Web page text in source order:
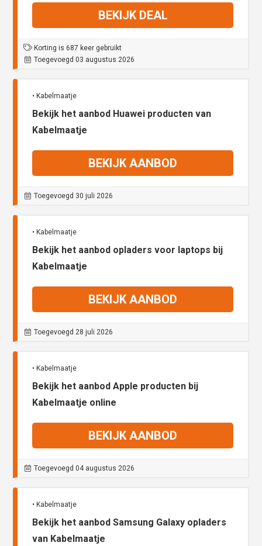
BEKIJK DEAL
Korting is 687 keer gebruikt
Toegevoegd 03 augustus 2026
• Kabelmaatje
Bekijk het aanbod Huawei producten van
Kabelmaatje
BEKIJK AANBOD
Toegevoegd 30 juli 2026
• Kabelmaatje
Bekijk het aanbod opladers voor laptops bij
Kabelmaatje
BEKIJK AANBOD
Toegevoegd 28 juli 2026
• Kabelmaatje
Bekijk het aanbod Apple producten bij
Kabelmaatje online
BEKIJK AANBOD
Toegevoegd 04 augustus 2026
• Kabelmaatje
Bekijk het aanbod Samsung Galaxy opladers
van Kabelmaatje